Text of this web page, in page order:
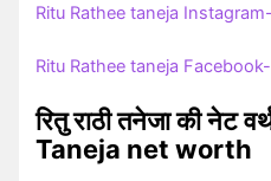
Ritu Rathee taneja
Ritu Rathee taneja
रितु राठी तनेजा की नेट
Taneja net worth